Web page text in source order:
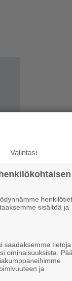
Valintasi
sisältöä ja
saadaksemme tietoja
ominaisuuksista.
ja